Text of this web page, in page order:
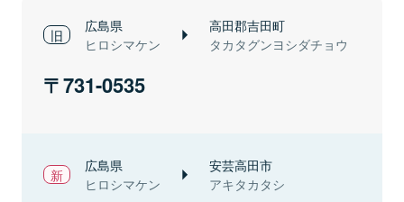
広島県
ヒロシマケン
高田郡吉田町
タカタグンヨシダチョウ
731-0535
広島県
ヒロシマケン
安芸高田市
アキタカタシ